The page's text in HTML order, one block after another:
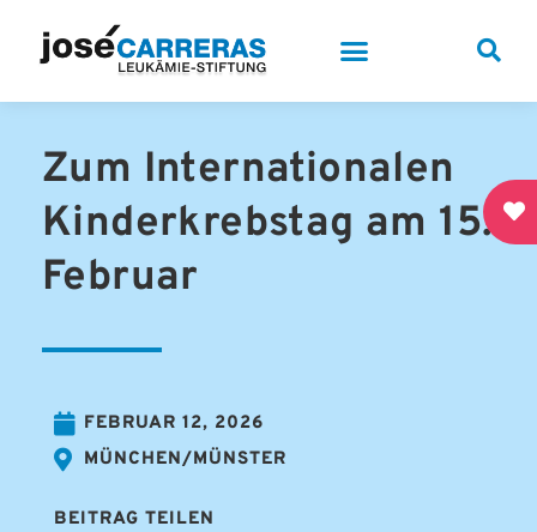
Zum Internationalen
Kinderkrebstag am 15.
Februar
FEBRUAR 12, 2026
MÜNCHEN/MÜNSTER
BEITRAG TEILEN